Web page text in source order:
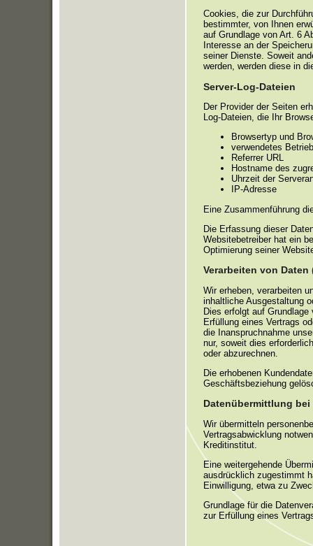
Cookies, die zur
bestimmter, von Ihnen
auf Grundlage von Art. 6
Interesse an der
seiner Dienste. Soweit
werden, werden diese in
Server-Log-Dateien
Der Provider der Seiten
Log-Dateien, die Ihr
Browsertyp und
verwendetes
Referrer URL
Hostname des
Uhrzeit der
IP-Adresse
Eine Zusammenführung
Die Erfassung dieser
Websitebetreiber hat ein
Optimierung seiner
Verarbeiten von
Wir erheben, verarbeiten
inhaltliche Ausgestaltung
Dies erfolgt auf
Erfüllung eines Vertrags
die Inanspruchnahme
nur, soweit dies
oder abzurechnen.
Die erhobenen
Geschäftsbeziehung
Datenübermittlung
Wir übermitteln
Vertragsabwicklung
Kreditinstitut.
Eine weitergehende
ausdrücklich zugestimmt
Einwilligung, etwa zu
Grundlage für die
zur Erfüllung eines